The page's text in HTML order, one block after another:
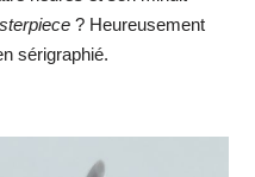
? Heureusement
sérigraphié.